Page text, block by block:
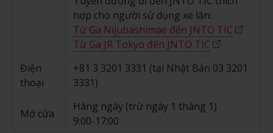
hợp cho người sử dụng xe lăn:
Từ Ga Nijubashimae đến JNTO TIC
Từ Ga JR Tokyo đến JNTO TIC
Điện
thoại
+81 3 3201 3331 (tại Nhật Bản 03 3201
3331)
Mở cửa
Hàng ngày (trừ ngày 1 tháng 1)
9:00-17:00